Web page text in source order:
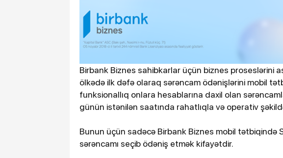
Birbank Biznes sahibkarlar üçün biznes proseslərini
ölkədə ilk dəfə olaraq sərəncam ödənişlərini mobil
funksionallıq onlara hesablarına daxil olan
günün istənilən saatında rahatlıqla və operativ
Bunun üçün sadəcə Birbank Biznes mobil tətbiqində
sərəncamı seçib ödəniş etmək kifayətdir.